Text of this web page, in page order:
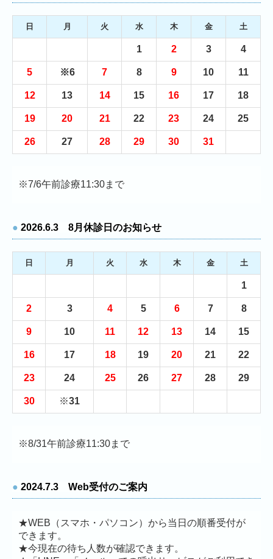
日 月 火 水 木 金 土
1 2 3 4
5 ※6 7 8 9 10 11
12 13 14 15 16 17 18
19 20 21 22 23 24 25
26 27 28 29 30 31
※7/6午前診療11:30まで
● 2026.6.3 8月休診日のお知らせ
日 月 火 水 木 金 土
1
2 3 4 5 6 7 8
9 10 11 12 13 14 15
16 17 18 19 20 21 22
23 24 25 26 27 28 29
30 ※31
※8/31午前診療11:30まで
● 2024.7.3 Web受付のご案内
★WEB（スマホ・パソコン）から当日の順番受付が
できます。
★今現在の待ち人数が確認できます。